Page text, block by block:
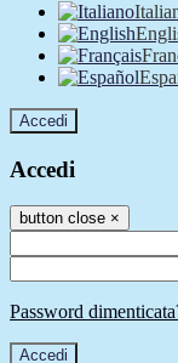
Accedi
Accedi
button close ×
Password